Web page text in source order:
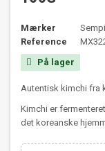
Mærker
Reference
 På lager
Autentisk kimchi fra
Kimchi er
det koreanske